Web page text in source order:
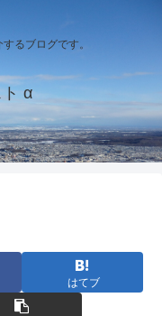
るブログです。
α
はてブ